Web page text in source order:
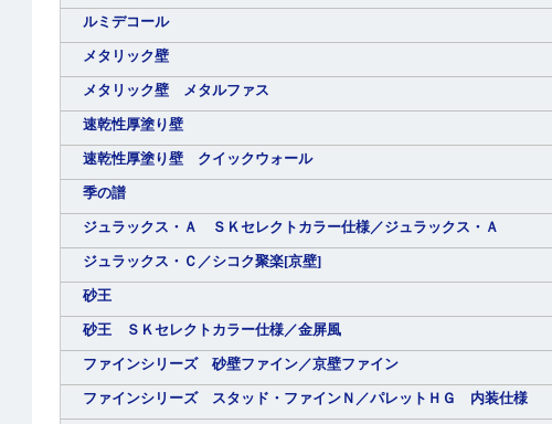
ルミデコール
メタリック壁
メタリック壁 メタルファス
速乾性厚塗り壁
速乾性厚塗り壁 クイックウォール
季の譜
ジュラックス・Ａ ＳＫセレクトカラー仕様／ジュラックス・Ａ
ジュラックス・Ｃ／シコク聚楽[京壁]
砂王
砂王 ＳＫセレクトカラー仕様／金屏風
ファインシリーズ 砂壁ファイン／京壁ファイン
ファインシリーズ スタッド・ファインＮ／パレットＨＧ 内装仕様